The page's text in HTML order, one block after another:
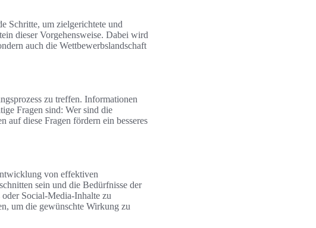
Schritte, um zielgerichtete und
dieser Vorgehensweise. Dabei wird
auch die Wettbewerbslandschaft
zu treffen. Informationen
Fragen sind: Wer sind die
auf diese Fragen fördern ein besseres
von effektiven
sein und die Bedürfnisse der
Social-Media-Inhalte zu
um die gewünschte Wirkung zu